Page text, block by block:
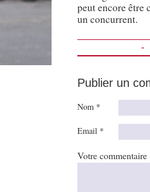
peut encore être
un concurrent.
-
Publier un
Nom *
Email *
Votre